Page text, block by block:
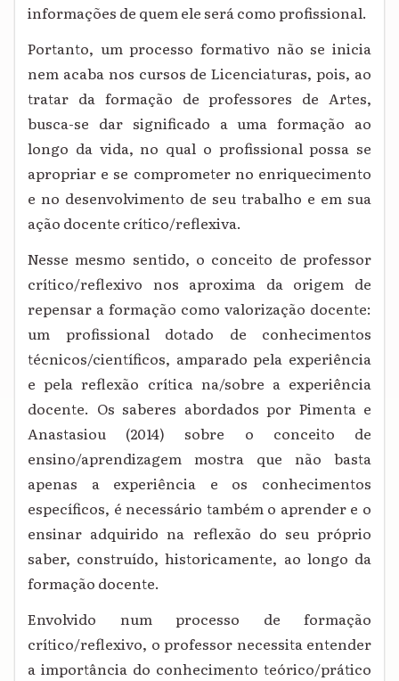
informações de quem ele será como profissional.
Portanto, um processo formativo não se inicia
nem acaba nos cursos de Licenciaturas, pois, ao
tratar da formação de professores de Artes,
busca-se dar significado a uma formação ao
longo da vida, no qual o profissional possa se
apropriar e se comprometer no enriquecimento
e no desenvolvimento de seu trabalho e em sua
ação docente crítico/reflexiva.
Nesse mesmo sentido, o conceito de professor
crítico/reflexivo nos aproxima da origem de
repensar a formação como valorização docente:
um profissional dotado de conhecimentos
técnicos/científicos, amparado pela experiência
e pela reflexão crítica na/sobre a experiência
docente. Os saberes abordados por Pimenta e
Anastasiou (2014) sobre o conceito de
ensino/aprendizagem mostra que não basta
apenas a experiência e os conhecimentos
específicos, é necessário também o aprender e o
ensinar adquirido na reflexão do seu próprio
saber, construído, historicamente, ao longo da
formação docente.
Envolvido num processo de formação
crítico/reflexivo, o professor necessita entender
a importância do conhecimento teórico/prático